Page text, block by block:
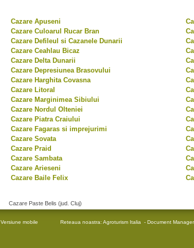
Cazare Apuseni
Cazare Culoarul Rucar Bran
Cazare Defileul si Cazanele Dunarii
Cazare Ceahlau Bicaz
Cazare Delta Dunarii
Cazare Depresiunea Brasovului
Cazare Harghita Covasna
Cazare Litoral
Cazare Marginimea Sibiului
Cazare Nordul Olteniei
Cazare Piatra Craiului
Cazare Fagaras si imprejurimi
Cazare Sovata
Cazare Praid
Cazare Sambata
Cazare Arieseni
Cazare Baile Felix
Cazare Paste Belis (jud. Cluj)
Versiune mobile Reteaua noastra: Agroturism Italia - Document